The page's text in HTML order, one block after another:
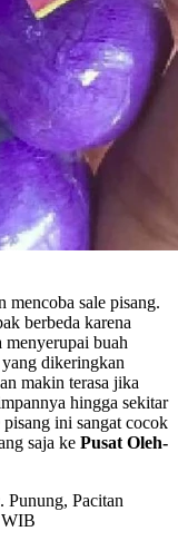
mencoba sale pisang.
berbeda karena
buah
dikeringkan
makin terasa jika
hingga sekitar
ini sangat cocok
saja ke Pusat Oleh-
Punung, Pacitan
WIB